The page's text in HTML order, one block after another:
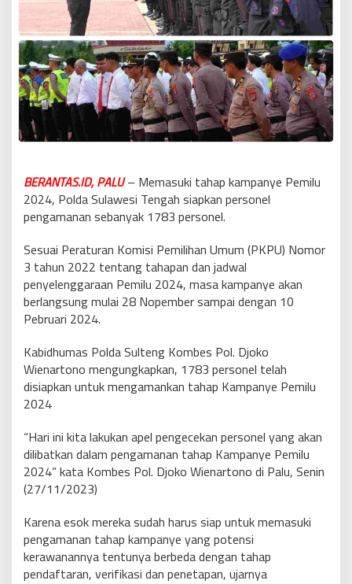
BERANTAS.ID, PALU– Memasuki tahap kampanye Pemilu
2024, Polda Sulawesi Tengah siapkan personel
pengamanan sebanyak 1783 personel.
Sesuai Peraturan Komisi Pemilihan Umum (PKPU) Nomor
3 tahun 2022 tentang tahapan dan jadwal
penyelenggaraan Pemilu 2024, masa kampanye akan
berlangsung mulai 28 Nopember sampai dengan 10
Pebruari 2024.
Kabidhumas Polda Sulteng Kombes Pol. Djoko
Wienartono mengungkapkan, 1783 personel telah
disiapkan untuk mengamankan tahap Kampanye Pemilu
2024
“Hari ini kita lakukan apel pengecekan personel yang akan
dilibatkan dalam pengamanan tahap Kampanye Pemilu
2024” kata Kombes Pol. Djoko Wienartono di Palu, Senin
(27/11/2023)
Karena esok mereka sudah harus siap untuk memasuki
pengamanan tahap kampanye yang potensi
kerawanannya tentunya berbeda dengan tahap
pendaftaran, verifikasi dan penetapan, ujarnya